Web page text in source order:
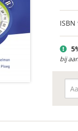
ISBN
bij